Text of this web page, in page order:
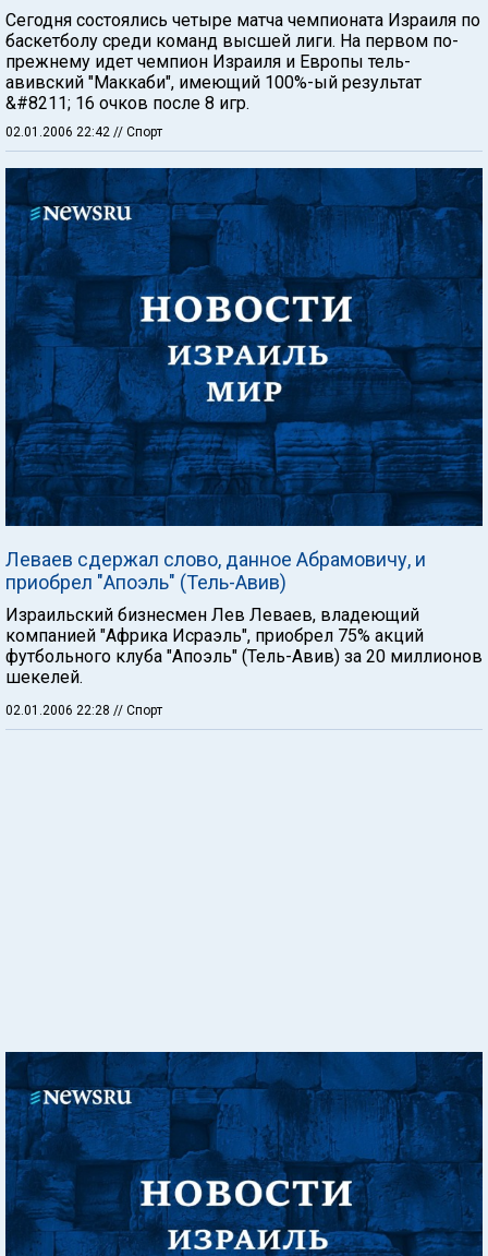
Сегодня состоялись четыре матча чемпионата Израиля по
баскетболу среди команд высшей лиги. На первом по-
прежнему идет чемпион Израиля и Европы тель-
авивский "Маккаби", имеющий 100%-ый результат
&#8211; 16 очков после 8 игр.
02.01.2006 22:42 // Спорт
Леваев сдержал слово, данное Абрамовичу, и
приобрел "Апоэль" (Тель-Авив)
Израильский бизнесмен Лев Леваев, владеющий
компанией "Африка Исраэль", приобрел 75% акций
футбольного клуба "Апоэль" (Тель-Авив) за 20 миллионов
шекелей.
02.01.2006 22:28 // Спорт